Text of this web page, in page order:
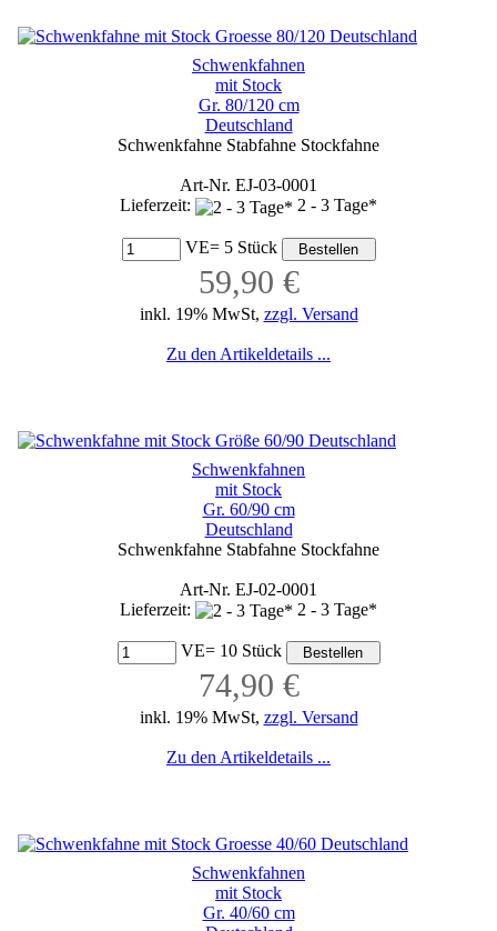
Schwenkfahnen
mit Stock
Gr. 80/120 cm
Deutschland
Schwenkfahne Stabfahne Stockfahne
Art-Nr. EJ-03-0001
Lieferzeit:
2 - 3 Tage*
VE= 5 Stück
59,90 €
inkl. 19% MwSt, zzgl. Versand
Zu den Artikeldetails ...
Schwenkfahnen
mit Stock
Gr. 60/90 cm
Deutschland
Schwenkfahne Stabfahne Stockfahne
Art-Nr. EJ-02-0001
Lieferzeit:
2 - 3 Tage*
VE= 10 Stück
74,90 €
inkl. 19% MwSt, zzgl. Versand
Zu den Artikeldetails ...
Schwenkfahnen
mit Stock
Gr. 40/60 cm